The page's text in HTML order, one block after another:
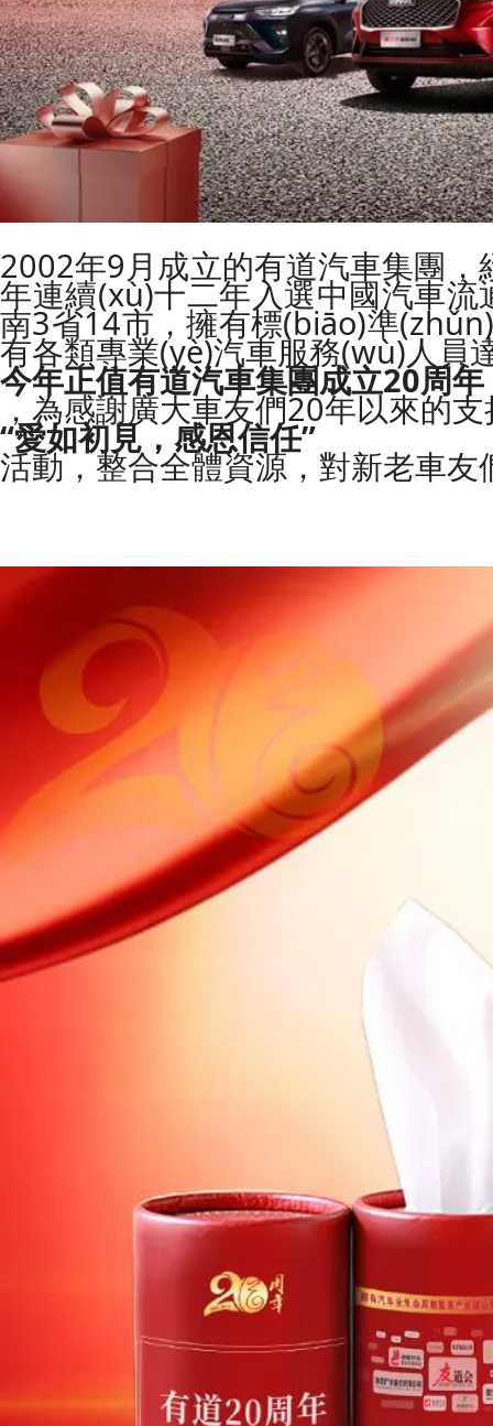
2002年9月成立的有道汽車集團
年連續(xù)十二年入選中國汽車流
南3省14市，擁有標(biāo)準
有各類專業(yè)汽車服務(wù)人員達
今年正值有道汽車集團成立20周年
，為感謝廣大車友們20年以來
“愛如初見，感恩信任”
活動，整合全體資源，對新老車